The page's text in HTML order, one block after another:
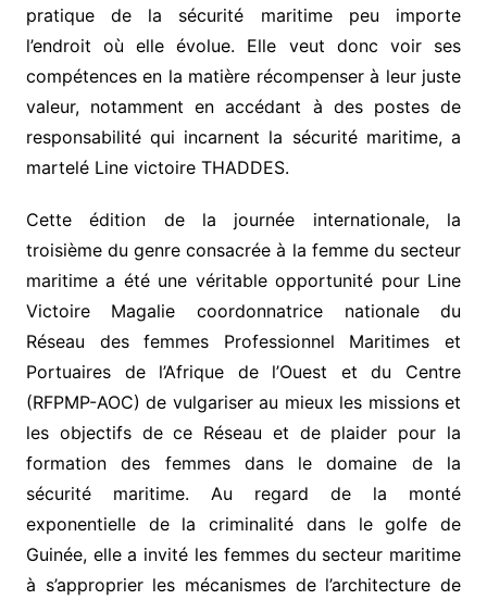
pratique de la sécurité maritime peu importe
l’endroit où elle évolue. Elle veut donc voir ses
compétences en la matière récompenser à leur juste
valeur, notamment en accédant à des postes de
responsabilité qui incarnent la sécurité maritime, a
martelé Line victoire THADDES.
Cette édition de la journée internationale, la
troisième du genre consacrée à la femme du secteur
maritime a été une véritable opportunité pour Line
Victoire Magalie coordonnatrice nationale du
Réseau des femmes Professionnel Maritimes et
Portuaires de l’Afrique de l’Ouest et du Centre
(RFPMP-AOC) de vulgariser au mieux les missions et
les objectifs de ce Réseau et de plaider pour la
formation des femmes dans le domaine de la
sécurité maritime. Au regard de la monté
exponentielle de la criminalité dans le golfe de
Guinée, elle a invité les femmes du secteur maritime
à s’approprier les mécanismes de l’architecture de